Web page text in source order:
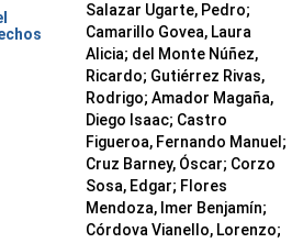
Salazar Ugarte, Pedro;
Camarillo Govea, Laura
Alicia; del Monte Núñez,
Ricardo; Gutiérrez Rivas,
Rodrigo; Amador Magaña,
Diego Isaac; Castro
Figueroa, Fernando Manuel ;
Cruz Barney, Óscar; Corzo
Sosa, Edgar; Flores
Mendoza, Imer Benjamín;
Córdova Vianello, Lorenzo;